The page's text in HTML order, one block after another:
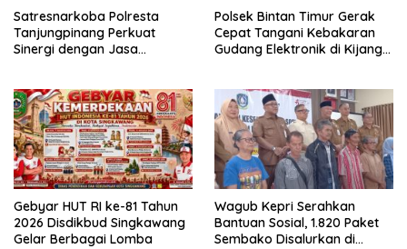
Satresnarkoba Polresta
Tanjungpinang Perkuat
Sinergi dengan Jasa
Polsek Bintan Timur Gerak
Cepat Tangani Kebakaran
Gudang Elektronik di Kijang
Gebyar HUT RI ke-81 Tahun
2026 Disdikbud Singkawang
Gelar Berbagai Lomba
Wagub Kepri Serahkan
Bantuan Sosial, 1.820 Paket
Sembako Disalurkan di